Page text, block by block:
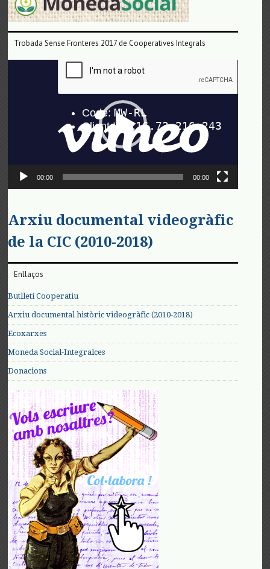
Trobada Sense Fronteres 2017 de Cooperatives Integrals
00:00 00:00
Arxiu documental videogràfic
de la CIC (2010-2018)
Enllaços
Butlletí Cooperatiu
Arxiu documental històric videogràfic (2010-2018)
Ecoxarxes
Moneda Social-Integralces
Donacions